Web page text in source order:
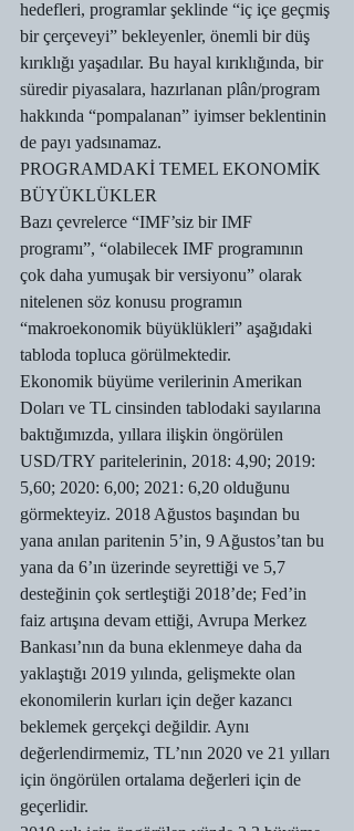
hedefleri, programlar şeklinde “iç içe geçmiş
bir çerçeveyi” bekleyenler, önemli bir düş
kırıklığı yaşadılar. Bu hayal kırıklığında, bir
süredir piyasalara, hazırlanan plân/program
hakkında “pompalanan” iyimser beklentinin
de payı yadsınamaz.
PROGRAMDAKİ TEMEL EKONOMİK
BÜYÜKLÜKLER
Bazı çevrelerce “IMF’siz bir IMF
programı”, “olabilecek IMF programının
çok daha yumuşak bir versiyonu” olarak
nitelenen söz konusu programın
“makroekonomik büyüklükleri” aşağıdaki
tabloda topluca görülmektedir.
Ekonomik büyüme verilerinin Amerikan
Doları ve TL cinsinden tablodaki sayılarına
baktığımızda, yıllara ilişkin öngörülen
USD/TRY paritelerinin, 2018: 4,90; 2019:
5,60; 2020: 6,00; 2021: 6,20 olduğunu
görmekteyiz. 2018 Ağustos başından bu
yana anılan paritenin 5’in, 9 Ağustos’tan bu
yana da 6’ın üzerinde seyrettiği ve 5,7
desteğinin çok sertleştiği 2018’de; Fed’in
faiz artışına devam ettiği, Avrupa Merkez
Bankası’nın da buna eklenmeye daha da
yaklaştığı 2019 yılında, gelişmekte olan
ekonomilerin kurları için değer kazancı
beklemek gerçekçi değildir. Aynı
değerlendirmemiz, TL’nın 2020 ve 21 yılları
için öngörülen ortalama değerleri için de
geçerlidir.